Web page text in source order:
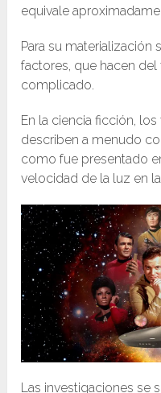
equivale
Para su materialización
factores, que hacen
complicado.
En la ciencia ficción,
describen a menudo
como fue presentado
velocidad de la luz en
Las investigaciones se